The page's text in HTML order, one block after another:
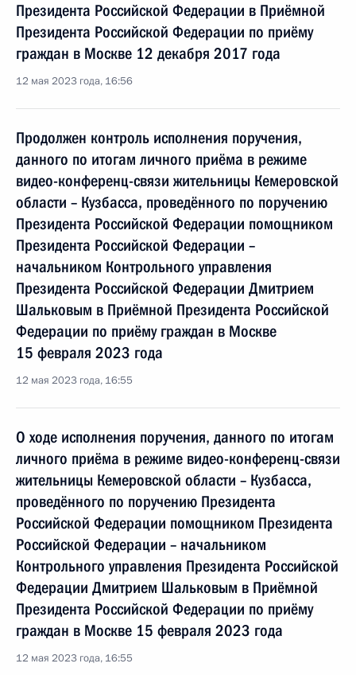
Президента Российской Федерации в Приёмной
Президента Российской Федерации по приёму
граждан в Москве 12 декабря 2017 года
12 мая 2023 года, 16:56
Продолжен контроль исполнения поручения,
данного по итогам личного приёма в режиме
видео-конференц-связи жительницы Кемеровской
области – Кузбасса, проведённого по поручению
Президента Российской Федерации помощником
Президента Российской Федерации –
начальником Контрольного управления
Президента Российской Федерации Дмитрием
Шальковым в Приёмной Президента Российской
Федерации по приёму граждан в Москве
15 февраля 2023 года
12 мая 2023 года, 16:55
О ходе исполнения поручения, данного по итогам
личного приёма в режиме видео-конференц-связи
жительницы Кемеровской области – Кузбасса,
проведённого по поручению Президента
Российской Федерации помощником Президента
Российской Федерации – начальником
Контрольного управления Президента Российской
Федерации Дмитрием Шальковым в Приёмной
Президента Российской Федерации по приёму
граждан в Москве 15 февраля 2023 года
12 мая 2023 года, 16:55